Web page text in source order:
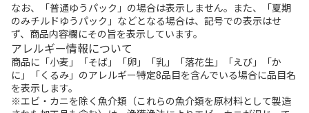
なお、「普通ゆうパック」の場合は表示しません。また、「夏期
のみチルドゆうパック」などとなる場合は、記号での表示はせ
ず、商品内容欄にその旨を表示しています。
アレルギー情報について
商品に「小麦」「そば」「卵」「乳」「落花生」「えび」「か
に」「くるみ」のアレルギー特定8品目を含んでいる場合に品目名
を表示します。
※エビ・カニを除く魚介類（これらの魚介類を原材料として製造